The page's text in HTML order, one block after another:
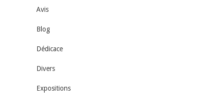
Avis
Blog
Dédicace
Divers
Expositions